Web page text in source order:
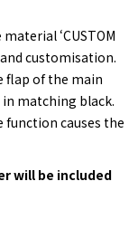
‘CUSTOM
customisation.
flap of the main
matching black.
causes the
will be included